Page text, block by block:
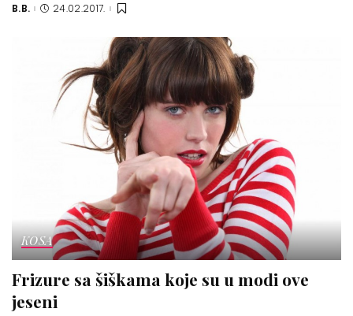
Posted
B.B. 24.02.2017.
KOSA
Frizure sa šiškama koje su u modi ove
jeseni